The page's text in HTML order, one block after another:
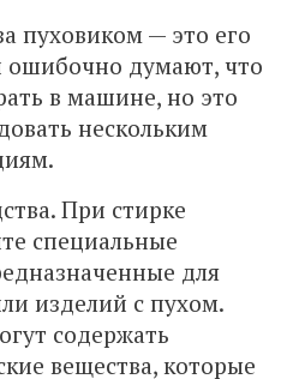
пуховиком — это его
ошибочно думают, что
в машине, но это
нескольким
При стирке
специальные
для
изделий с пухом.
содержать
вещества, которые